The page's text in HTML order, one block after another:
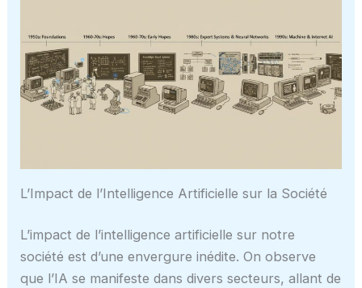
L’Impact de l’Intelligence Artificielle sur la Société
L’impact de l’intelligence artificielle sur notre
société est d’une envergure inédite. On observe
que l’IA se manifeste dans divers secteurs, allant de